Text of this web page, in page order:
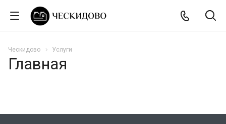
Ческидово Услуги
Главная